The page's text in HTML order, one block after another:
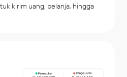
kirim uang, belanja, hingga